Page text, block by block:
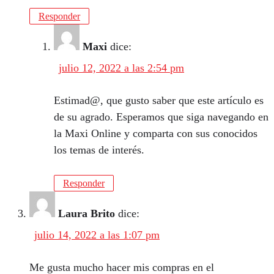
Responder
Maxi dice:
julio 12, 2022 a las 2:54 pm
Estimad@, que gusto saber que este artículo es
de su agrado. Esperamos que siga navegando en
la Maxi Online y comparta con sus conocidos
los temas de interés.
Responder
Laura Brito dice:
julio 14, 2022 a las 1:07 pm
Me gusta mucho hacer mis compras en el